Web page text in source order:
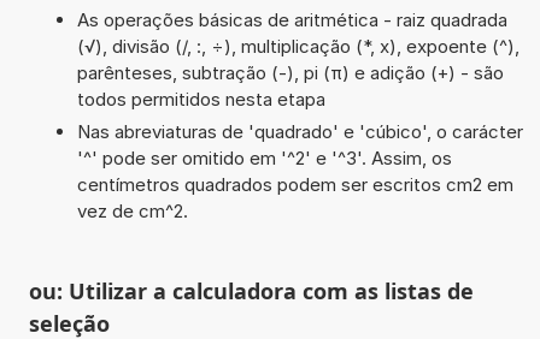
As operações básicas de aritmética - raiz quadrada
(√), divisão (/, :, ÷), multiplicação (*, x), expoente (^),
parênteses, subtração (-), pi (π) e adição (+) - são
todos permitidos nesta etapa
Nas abreviaturas de 'quadrado' e 'cúbico', o carácter
'^' pode ser omitido em '^2' e '^3'. Assim, os
centímetros quadrados podem ser escritos cm2 em
vez de cm^2.
ou: Utilizar a calculadora com as listas de
seleção